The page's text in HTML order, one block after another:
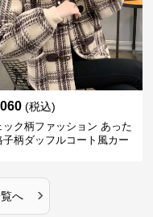
(税込)
ック柄ファッション あった
子柄ダッフルコート風カー
へ ›